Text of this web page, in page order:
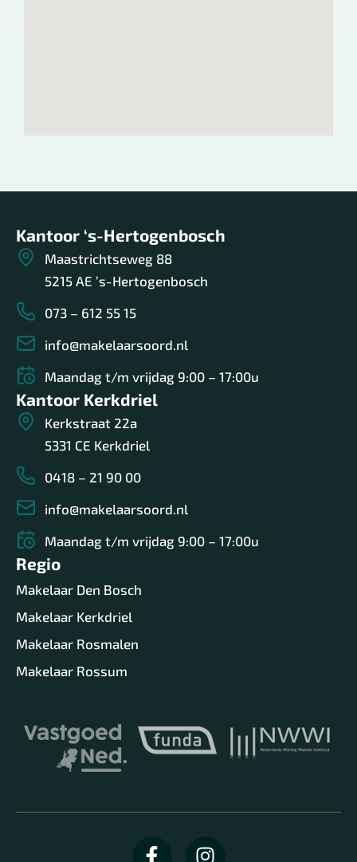
Kantoor ‘s-Hertogenbosch
Maastrichtseweg 88
5215 AE ’s-Hertogenbosch
073 – 612 55 15
info@makelaarsoord.nl
Maandag t/m vrijdag 9:00 – 17:00u
Kantoor Kerkdriel
Kerkstraat 22a
5331 CE Kerkdriel
0418 – 21 90 00
info@makelaarsoord.nl
Maandag t/m vrijdag 9:00 – 17:00u
Regio
Makelaar Den Bosch
Makelaar Kerkdriel
Makelaar Rosmalen
Makelaar Rossum